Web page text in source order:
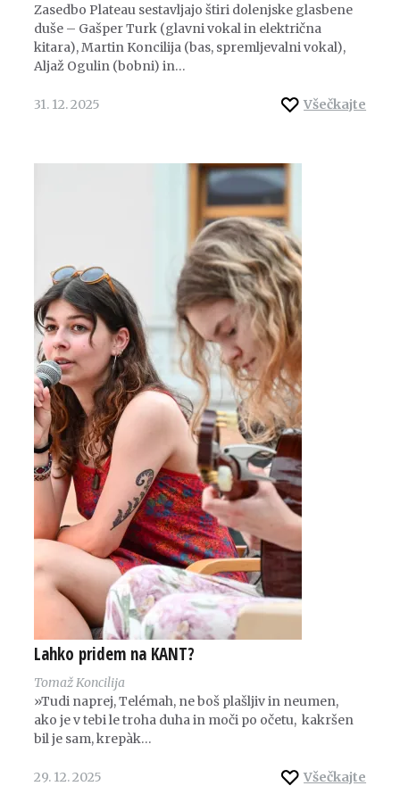
Zasedbo Plateau sestavljajo štiri dolenjske glasbene
duše – Gašper Turk (glavni vokal in električna
kitara), Martin Koncilija (bas, spremljevalni vokal),
Aljaž Ogulin (bobni) in…
Všečkajte
31. 12. 2025
Lahko pridem na KANT?
Tomaž Koncilija
»Tudi naprej, Telémah, ne boš plašljiv in neumen,
ako je v tebi le troha duha in moči po očetu, kakršen
bil je sam, krepàk…
Všečkajte
29. 12. 2025